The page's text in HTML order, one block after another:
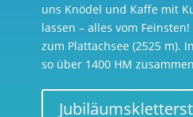
uns Knödel und Kaffe mit
lassen – alles vom
zum Plattachsee (2525 m).
so über 1400 HM